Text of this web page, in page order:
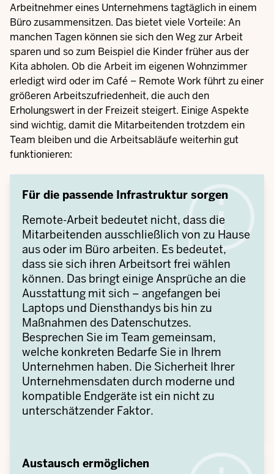
Arbeitnehmer eines Unternehmens tagtäglich in einem
Büro zusammensitzen. Das bietet viele Vorteile: An
manchen Tagen können sie sich den Weg zur Arbeit
sparen und so zum Beispiel die Kinder früher aus der
Kita abholen. Ob die Arbeit im eigenen Wohnzimmer
erledigt wird oder im Café – Remote Work führt zu einer
größeren Arbeitszufriedenheit, die auch den
Erholungswert in der Freizeit steigert. Einige Aspekte
sind wichtig, damit die Mitarbeitenden trotzdem ein
Team bleiben und die Arbeitsabläufe weiterhin gut
funktionieren:
Für die passende Infrastruktur sorgen
Remote-Arbeit bedeutet nicht, dass die
Mitarbeitenden ausschließlich von zu Hause
aus oder im Büro arbeiten. Es bedeutet,
dass sie sich ihren Arbeitsort frei wählen
können. Das bringt einige Ansprüche an die
Ausstattung mit sich – angefangen bei
Laptops und Diensthandys bis hin zu
Maßnahmen des Datenschutzes.
Besprechen Sie im Team gemeinsam,
welche konkreten Bedarfe Sie in Ihrem
Unternehmen haben. Die Sicherheit Ihrer
Unternehmensdaten durch moderne und
kompatible Endgeräte ist ein nicht zu
unterschätzender Faktor.
Austausch ermöglichen